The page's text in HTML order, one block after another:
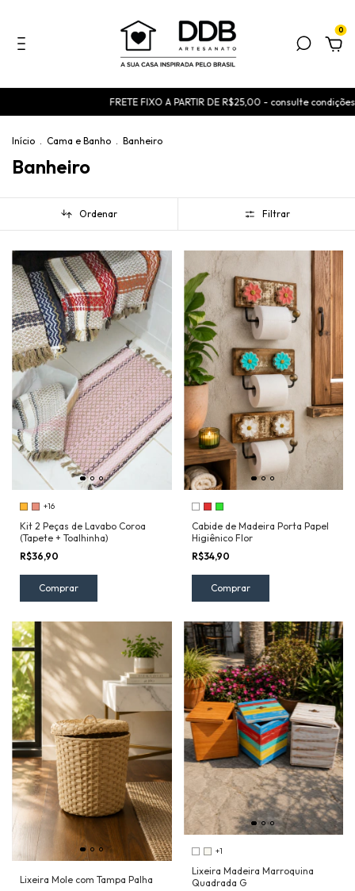
0
FRETE FIXO A PARTIR DE R$25,00 - consulte condições USE O CUPOM
Início . Cama e Banho . Banheiro
Banheiro
Ordenar Filtrar
+16
Kit 2 Peças de Lavabo Coroa
(Tapete + Toalhinha)
R$36,90
Comprar
Cabide de Madeira Porta Papel
Higiênico Flor
R$34,90
Comprar
Lixeira Mole com Tampa Palha
+1
Lixeira Madeira Marroquina
Quadrada G